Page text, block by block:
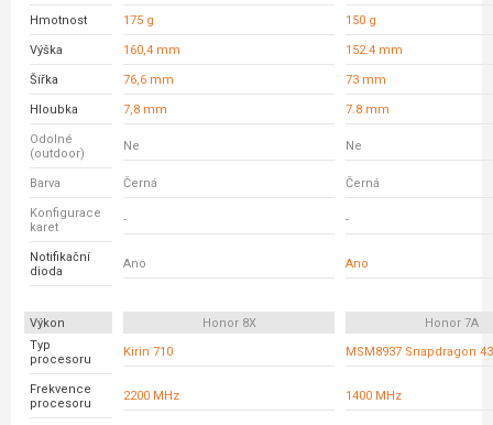
Hmotnost 175 g 150 g
Výška 160,4 mm 152.4 mm
Šířka 76,6 mm 73 mm
Hloubka 7,8 mm 7.8 mm
Odolné
(outdoor)
Ne Ne
Barva Černá Černá
Konfigurace
karet
- -
Notifikační
dioda
Ano Ano
Výkon Honor 8X
Honor 7A
Typ
procesoru
Kirin 710 MSM8937 Snapdragon
Frekvence
procesoru
2200 MHz 1400 MHz